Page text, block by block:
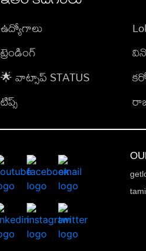
ఉద్యోగాలు
ట్రెండింగ్
🌟 వాట్సాప్ STATUS
టిప్స్